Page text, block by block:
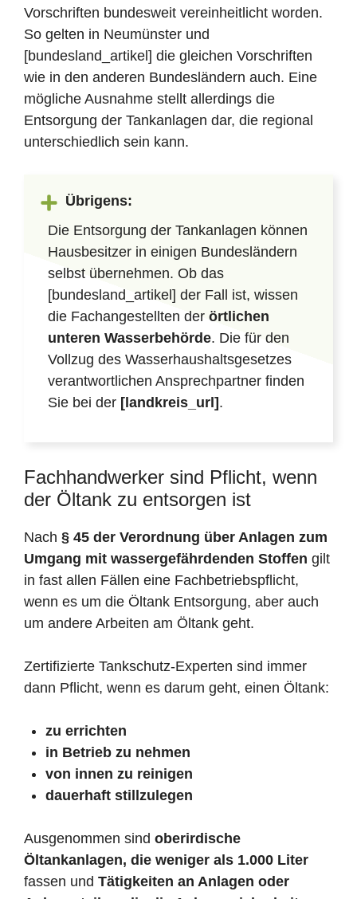
Vorschriften bundesweit vereinheitlicht worden.
So gelten in Neumünster und
[bundesland_artikel] die gleichen Vorschriften
wie in den anderen Bundesländern auch. Eine
mögliche Ausnahme stellt allerdings die
Entsorgung der Tankanlagen dar, die regional
unterschiedlich sein kann.
Übrigens:
Die Entsorgung der Tankanlagen können
Hausbesitzer in einigen Bundesländern
selbst übernehmen. Ob das
[bundesland_artikel] der Fall ist, wissen
die Fachangestellten der örtlichen
unteren Wasserbehörde. Die für den
Vollzug des Wasserhaushaltsgesetzes
verantwortlichen Ansprechpartner finden
Sie bei der [landkreis_url] .
Fachhandwerker sind Pflicht, wenn
der Öltank zu entsorgen ist
Nach § 45 der Verordnung über Anlagen zum
Umgang mit wassergefährdenden Stoffen gilt
in fast allen Fällen eine Fachbetriebspflicht,
wenn es um die Öltank Entsorgung, aber auch
um andere Arbeiten am Öltank geht.
Zertifizierte Tankschutz-Experten sind immer
dann Pflicht, wenn es darum geht, einen Öltank:
zu errichten
in Betrieb zu nehmen
von innen zu reinigen
dauerhaft stillzulegen
Ausgenommen sind oberirdische
Öltankanlagen, die weniger als 1.000 Liter
fassen und Tätigkeiten an Anlagen oder